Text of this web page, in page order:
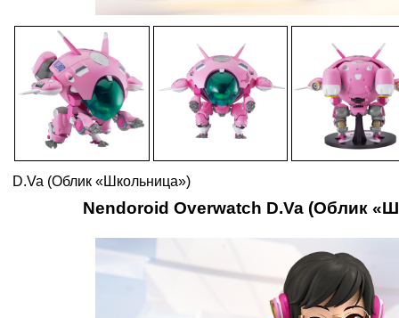
D.Va (Облик «Школьница»)
Nendoroid Overwatch D.Va (Облик